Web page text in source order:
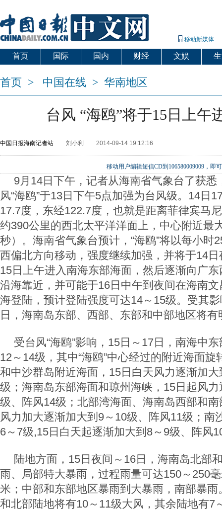
移动新媒体
首页 国际 国内 财经 文娱
首页 > 中国在线 > 华南地区
台风 “海鸥”将于15日上午
中国日报海南记者站 刘小利 2014-09-14 19:12:16
移动用户编辑短信CD到106580009009，即
9月14日下午，记者从海南省气象台了获悉
风“海鸥”于13日下午5点加强为台风级。14日
17.7度，东经122.7度，也就是距离菲律宾马
约390公里的西北太平洋洋面上，中心附近最
秒）。海南省气象台预计，“海鸥”将以每小时
西偏北方向移动，强度继续加强，并将于14
15日上午进入南海东部海面，然后逐渐向广
沿海靠近，并可能于16日中午到夜间在海南
海登陆，预计登陆强度可达14～15级。受其
日，海南岛东部、西部、东部和中部地区将
受台风“海鸥”影响，15日～17日，南海中
12～14级，其中“海鸥”中心经过的附近海面
和中沙群岛附近海面，15日白天风力逐渐加
级；海南岛东部海面和琼州海峡，15日起风
级、阵风14级；北部湾海面、海南岛西部和
风力加大逐渐加大到9～10级、阵风11级；南
6～7级,15日白天起逐渐加大到8～9级、阵风
陆地方面，15日夜间～16日，海南岛北部
雨、局部特大暴雨，过程雨量可达150～250
米；中部和东部地区暴雨到大暴雨，南部暴
和北部陆地将有10～11级大风，其余陆地有7